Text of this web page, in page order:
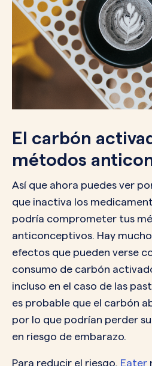
El carbón
métodos
Así que ahora puedes ver
que inactiva los
podría comprometer tus
anticonceptivos. Hay
efectos que pueden verse
consumo de carbón
incluso en el caso de las
es probable que el carbón
por lo que podrían perder
en riesgo de embarazo.
Para reducir el riesgo, Eater